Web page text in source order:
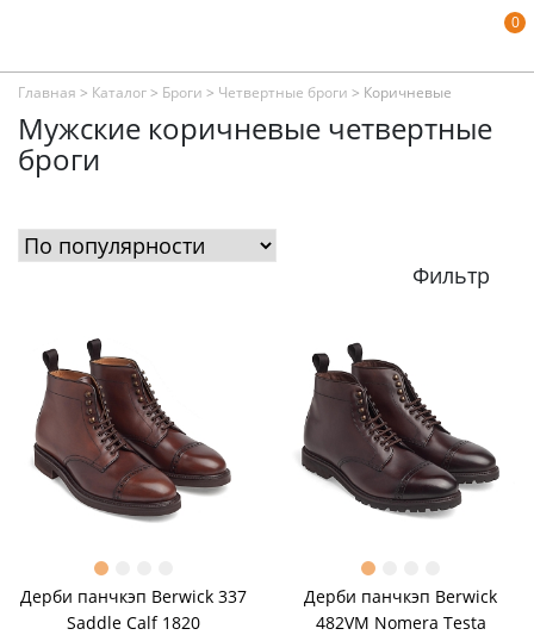
0
Главная > Каталог> Броги > Четвертные броги > Коричневые
Мужские коричневые четвертные
броги
Фильтр
Дерби панчкэп Berwick 337
Saddle Calf 1820
Дерби панчкэп Berwick
482VM Nomera Testa